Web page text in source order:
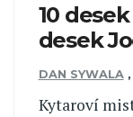
10
desek
DAN SYWALA ,
Kytaroví